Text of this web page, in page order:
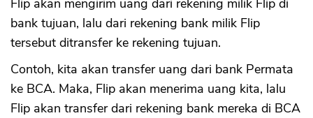
Flip akan mengirim uang dari rekening milik Flip di
bank tujuan, lalu dari rekening bank milik Flip
tersebut ditransfer ke rekening tujuan.
Contoh, kita akan transfer uang dari bank Permata
ke BCA. Maka, Flip akan menerima uang kita, lalu
Flip akan transfer dari rekening bank mereka di BCA